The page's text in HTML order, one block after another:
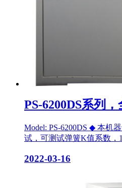
PS-6200DS系列
Model: PS-6200DS ◆ 本机
试，可测试弹簧K值系数，
2022-03-16